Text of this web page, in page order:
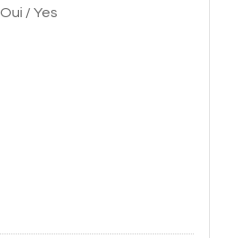
Oui / Yes